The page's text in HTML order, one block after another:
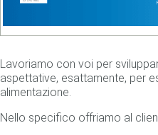
Lavoriamo con voi per
aspettative, esattamente, per
alimentazione.
Nello specifico offriamo al